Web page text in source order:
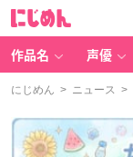
作品名 声優
にじめん > ニュース >